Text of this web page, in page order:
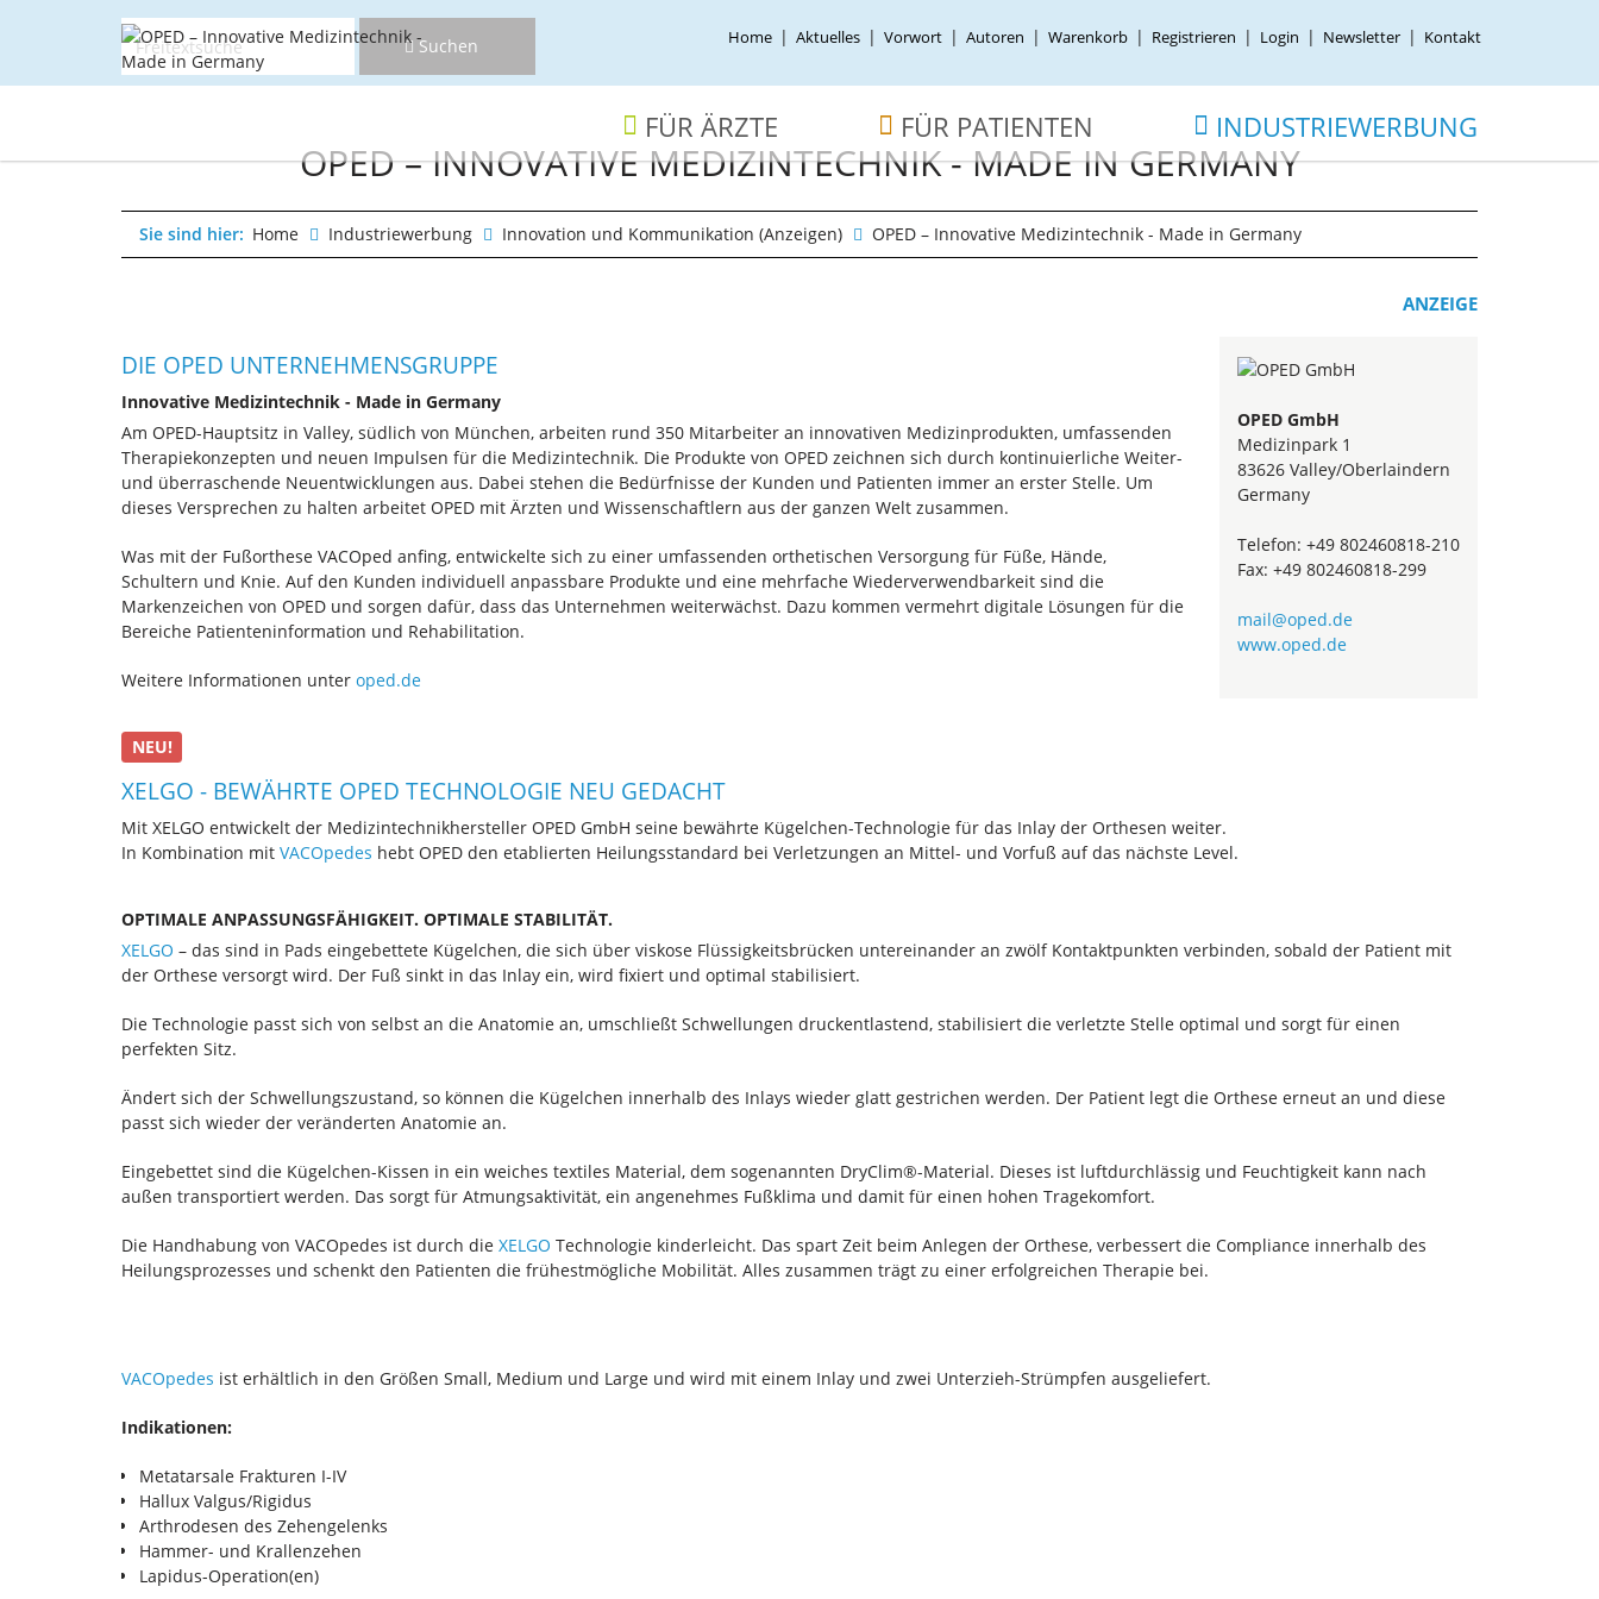
überspringen Home Aktuelles Vorwort Autoren Warenkorb Registrieren Login Newsletter Kontakt
FÜR ÄRZTE FÜR PATIENTEN INDUSTRIEWERBUNG
Suchen
Suchen
OPED – INNOVATIVE MEDIZINTECHNIK - MADE IN GERMANY
Sie sind hier: Home Industriewerbung Innovation und Kommunikation (Anzeigen) OPED – Innovative Medizintechnik - Made in Germany
ANZEIGE
OPED GmbH
Medizinpark 1
83626 Valley/Oberlaindern
Germany
Telefon: +49 802460818-210
Fax: +49 802460818-299
mail@oped.de
www.oped.de
DIE OPED UNTERNEHMENSGRUPPE
Innovative Medizintechnik - Made in Germany
Am OPED-Hauptsitz in Valley, südlich von München, arbeiten rund 350 Mitarbeiter an innovativen Medizinprodukten, umfassenden
Therapiekonzepten und neuen Impulsen für die Medizintechnik. Die Produkte von OPED zeichnen sich durch kontinuierliche Weiter-
und überraschende Neuentwicklungen aus. Dabei stehen die Bedürfnisse der Kunden und Patienten immer an erster Stelle. Um
dieses Versprechen zu halten arbeitet OPED mit Ärzten und Wissenschaftlern aus der ganzen Welt zusammen.
Was mit der Fußorthese VACOped anfing, entwickelte sich zu einer umfassenden orthetischen Versorgung für Füße, Hände,
Schultern und Knie. Auf den Kunden individuell anpassbare Produkte und eine mehrfache Wiederverwendbarkeit sind die
Markenzeichen von OPED und sorgen dafür, dass das Unternehmen weiterwächst. Dazu kommen vermehrt digitale Lösungen für die
Bereiche Patienteninformation und Rehabilitation.
Weitere Informationen unter oped.de
NEU!
XELGO - BEWÄHRTE OPED TECHNOLOGIE NEU GEDACHT
Mit XELGO entwickelt der Medizintechnikhersteller OPED GmbH seine bewährte Kügelchen-Technologie für das Inlay der Orthesen weiter.
In Kombination mit VACOpedes hebt OPED den etablierten Heilungsstandard bei Verletzungen an Mittel- und Vorfuß auf das nächste Level.
OPTIMALE ANPASSUNGSFÄHIGKEIT. OPTIMALE STABILITÄT.
XELGO – das sind in Pads eingebettete Kügelchen, die sich über viskose Flüssigkeitsbrücken untereinander an zwölf Kontaktpunkten verbinden, sobald der Patient mit
der Orthese versorgt wird. Der Fuß sinkt in das Inlay ein, wird fixiert und optimal stabilisiert.
Die Technologie passt sich von selbst an die Anatomie an, umschließt Schwellungen druckentlastend, stabilisiert die verletzte Stelle optimal und sorgt für einen
perfekten Sitz.
Ändert sich der Schwellungszustand, so können die Kügelchen innerhalb des Inlays wieder glatt gestrichen werden. Der Patient legt die Orthese erneut an und diese
passt sich wieder der veränderten Anatomie an.
Eingebettet sind die Kügelchen-Kissen in ein weiches textiles Material, dem sogenannten DryClim®-Material. Dieses ist luftdurchlässig und Feuchtigkeit kann nach
außen transportiert werden. Das sorgt für Atmungsaktivität, ein angenehmes Fußklima und damit für einen hohen Tragekomfort.
Die Handhabung von VACOpedes ist durch die XELGO Technologie kinderleicht. Das spart Zeit beim Anlegen der Orthese, verbessert die Compliance innerhalb des
Heilungsprozesses und schenkt den Patienten die frühestmögliche Mobilität. Alles zusammen trägt zu einer erfolgreichen Therapie bei.
VACOpedes ist erhältlich in den Größen Small, Medium und Large und wird mit einem Inlay und zwei Unterzieh-Strümpfen ausgeliefert.
Indikationen:
Metatarsale Frakturen I-IV
Hallux Valgus/Rigidus
Arthrodesen des Zehengelenks
Hammer- und Krallenzehen
Lapidus-Operation(en)